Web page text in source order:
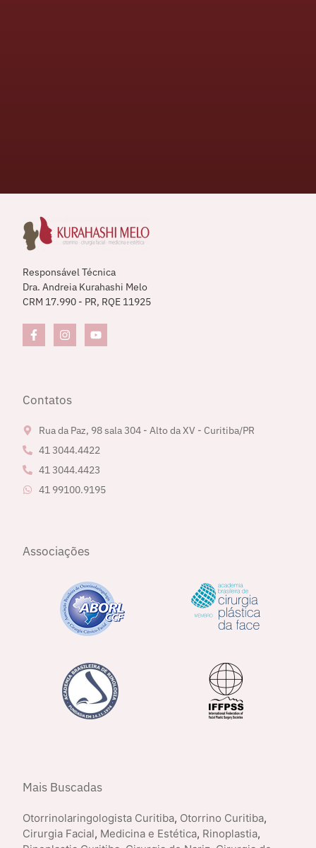
Responsável Técnica
Dra. Andreia Kurahashi Melo
CRM 17.990 - PR, RQE 11925
Contatos
Rua da Paz, 98 sala 304 - Alto da XV - Curitiba/PR
41 3044.4422
41 3044.4423
41 99100.9195
Associações
Mais Buscadas
Otorrinolaringologista Curitiba, Otorrino Curitiba,
Cirurgia Facial, Medicina e Estética, Rinoplastia,